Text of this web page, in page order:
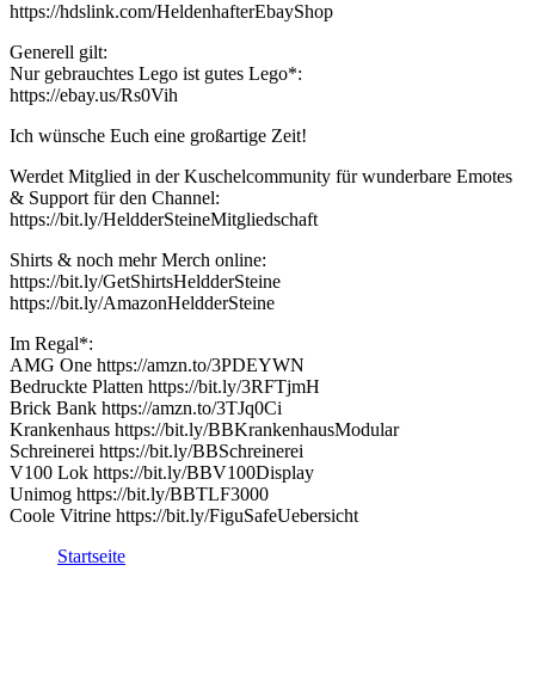
https://hdslink.com/HeldenhafterEbayShop
Generell gilt:
Nur gebrauchtes Lego ist gutes Lego*:
https://ebay.us/Rs0Vih
Ich wünsche Euch eine großartige Zeit!
Werdet Mitglied in der Kuschelcommunity für wunderbare Emotes
& Support für den Channel:
https://bit.ly/HeldderSteineMitgliedschaft
Shirts & noch mehr Merch online:
https://bit.ly/GetShirtsHeldderSteine
https://bit.ly/AmazonHeldderSteine
Im Regal*:
AMG One https://amzn.to/3PDEYWN
Bedruckte Platten https://bit.ly/3RFTjmH
Brick Bank https://amzn.to/3TJq0Ci
Krankenhaus https://bit.ly/BBKrankenhausModular
Schreinerei https://bit.ly/BBSchreinerei
V100 Lok https://bit.ly/BBV100Display
Unimog https://bit.ly/BBTLF3000
Coole Vitrine https://bit.ly/FiguSafeUebersicht
Startseite